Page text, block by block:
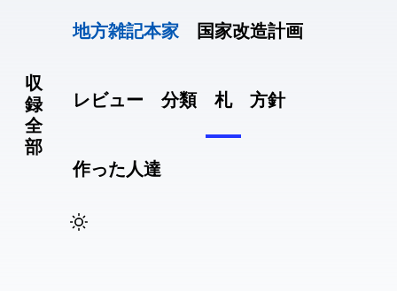
収
録
全
部
地方雑記(本家) 国家改造計画
レビュー 分類 札 方針
作った人達